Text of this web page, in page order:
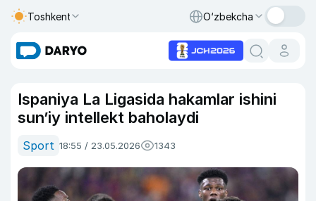
Toshkent O‘zbekcha
Ispaniya La Ligasida hakamlar ishini
sun’iy intellekt baholaydi
Sport 18:55 / 23.05.2026 1343